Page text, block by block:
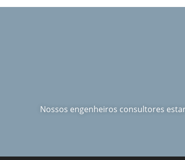
Nossos engenheiros consultores